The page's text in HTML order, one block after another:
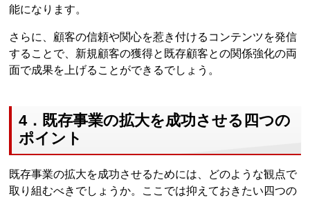
能になります。
さらに、顧客の信頼や関心を惹き付けるコンテンツを発信
することで、新規顧客の獲得と既存顧客との関係強化の両
面で成果を上げることができるでしょう。
4．既存事業の拡大を成功させる四つの
ポイント
既存事業の拡大を成功させるためには、どのような観点で
取り組むべきでしょうか。ここでは抑えておきたい四つの